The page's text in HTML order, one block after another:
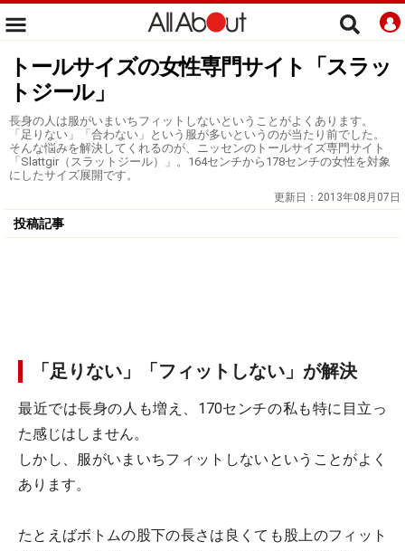
トールサイズの女性専門サイト「スラッ
トジール」
長身の人は服がいまいちフィットしないということがよくあります。
「足りない」「合わない」という服が多いというのが当たり前でした。
そんな悩みを解決してくれるのが、ニッセンのトールサイズ専門サイト
「Slattgir（スラットジール）」。164センチから178センチの女性を対象
にしたサイズ展開です。
更新日： 2013年08月07日
投稿記事
「足りない」「フィットしない」が解決
最近では長身の人も増え、170センチの私も特に目立っ
た感じはしません。
しかし、服がいまいちフィットしないということがよく
あります。
たとえばボトムの股下の長さは良くても股上のフィット